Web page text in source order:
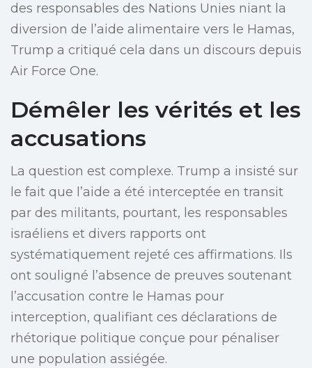
des responsables des Nations Unies niant la
diversion de l’aide alimentaire vers le Hamas,
Trump a critiqué cela dans un discours depuis
Air Force One.
Démêler les vérités et les
accusations
La question est complexe. Trump a insisté sur
le fait que l’aide a été interceptée en transit
par des militants, pourtant, les responsables
israéliens et divers rapports ont
systématiquement rejeté ces affirmations. Ils
ont souligné l’absence de preuves soutenant
l’accusation contre le Hamas pour
interception, qualifiant ces déclarations de
rhétorique politique conçue pour pénaliser
une population assiégée.